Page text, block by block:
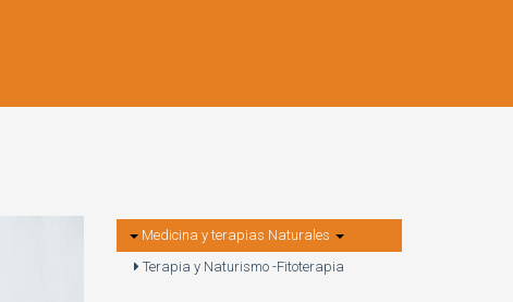
Medicina y terapias Naturales
Terapia y Naturismo -Fitoterapia